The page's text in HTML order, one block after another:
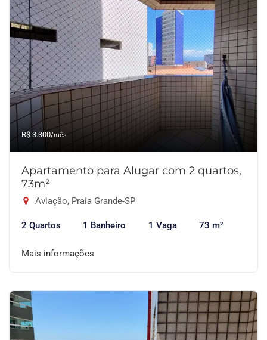
R$ 3.300/mês
Apartamento para Alugar com 2 quartos,
73m²
Aviação, Praia Grande-SP
2 Quartos 1 Banheiro 1 Vaga 73 m²
Mais informações